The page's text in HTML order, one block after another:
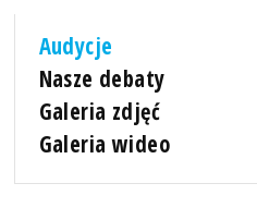
Audycje
Nasze debaty
Galeria zdjęć
Galeria wideo